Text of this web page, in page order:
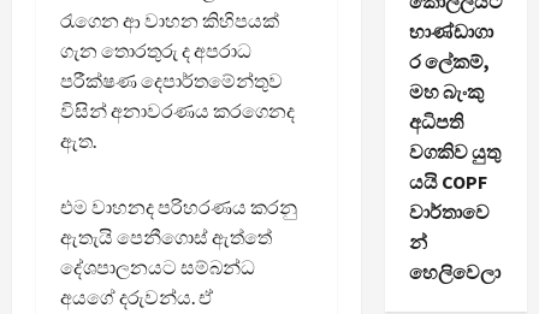
රැගෙන ආ වාහන කිහිපයක්
ගැන තොරතුරු ද අපරාධ
පරීක්ෂණ දෙපාර්තමේන්තුව
විසින් අනාවරණය කරගෙනද
ඇත.
එම වාහනද පරිහරණය කරනු
ඇතැයි පෙනීගොස් ඇත්තේ
දේශපාලනයට සම්බන්ධ
අයගේ දරුවන්ය. ඒ
භාණ්ඩාගා
ර ලේකම්,
මහ බැංකු
අධිපති
වගකිව යුතු
යයි COPF
වාර්තාවෙ
න්
හෙලිවෙලා